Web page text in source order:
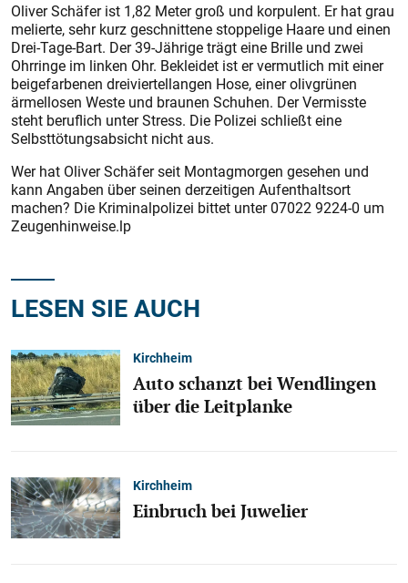
Oliver Schäfer ist 1,82 Meter groß und korpulent. Er hat grau
melierte, sehr kurz geschnittene stoppelige Haare und einen
Drei-Tage-Bart. Der 39-Jährige trägt eine Brille und zwei
Ohrringe im linken Ohr. Bekleidet ist er vermutlich mit einer
beigefarbenen dreiviertellangen Hose, einer olivgrünen
ärmellosen Weste und braunen Schuhen. Der Vermisste
steht beruflich unter Stress. Die Polizei schließt eine
Selbsttötungsabsicht nicht aus.
Wer hat Oliver Schäfer seit Montagmorgen gesehen und
kann Angaben über seinen derzeitigen Aufenthaltsort
machen? Die Kriminalpolizei bittet unter 07022 9224-0 um
Zeugenhinweise.lp
LESEN SIE AUCH
Kirchheim
Auto schanzt bei Wendlingen
über die Leitplanke
Kirchheim
Einbruch bei Juwelier